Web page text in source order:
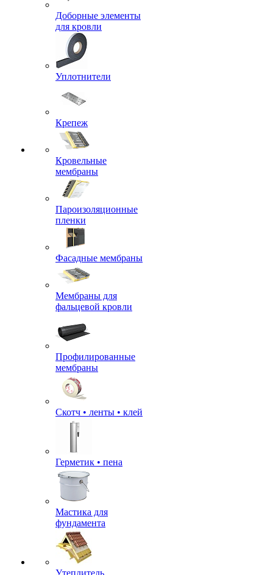
Доборные элементы
для кровли
Уплотнители
Крепеж
Кровельные
мембраны
Пароизоляционные
пленки
Фасадные мембраны
Мембраны для
фальцевой кровли
Профилированные
мембраны
Скотч • ленты • клей
Герметик • пена
Мастика для
фундамента
Утеплитель